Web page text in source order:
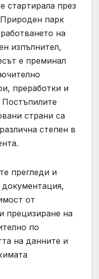
стартирала през
парк
на
изпълнител,
е преминал
преработки и
страни са
степен в
прегледи и
документация,
от
прецизиране на
по
на данните и